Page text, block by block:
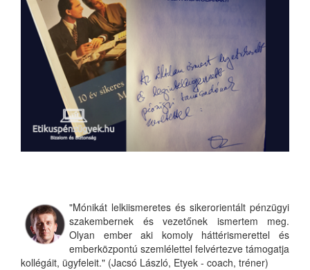
"Mónikát lelkiismeretes és sikerorientált pénzügyi
szakembernek és vezetőnek ismertem meg.
Olyan ember aki komoly háttérismerettel és
emberközpontú szemlélettel felvértezve támogatja
kollégáit, ügyfeleit." (Jacsó László, Etyek - coach, tréner)